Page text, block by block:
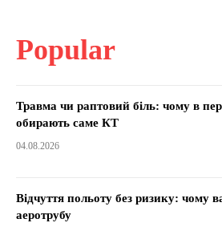
Popular
Травма чи раптовий біль: чому в
обирають саме КТ
04.08.2026
Відчуття польоту без ризику: чому
аеротрубу